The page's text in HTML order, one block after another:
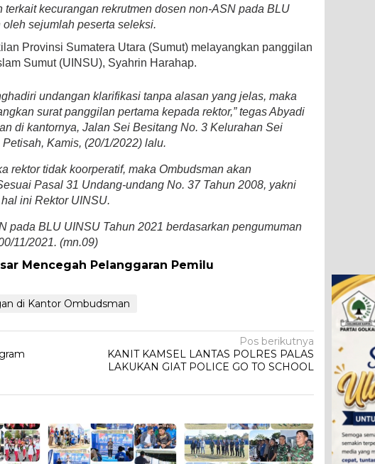
kecurangan rekrutmen dosen non-ASN pada BLU
sejumlah peserta seleksi.
Provinsi Sumatera Utara (Sumut) melayangkan panggilan
Sumut (UINSU), Syahrin Harahap.
undangan klarifikasi tanpa alasan yang jelas, maka
surat panggilan pertama kepada rektor,” tegas Abyadi
di kantornya, Jalan Sei Besitang No. 3 Kelurahan Sei
Kamis, (20/1/2022) lalu.
rektor tidak koorperatif, maka Ombudsman akan
Pasal 31 Undang-undang No. 37 Tahun 2008, yakni
ini Rektor UINSU.
pada BLU UINSU Tahun 2021 berdasarkan pengumuman
11/2021. (mn.09)
Mencegah Pelanggaran Pemilu
di Kantor Ombudsman
Pos berikutnya
KANIT KAMSEL LANTAS POLRES PALAS
LAKUKAN GIAT POLICE GO TO SCHOOL